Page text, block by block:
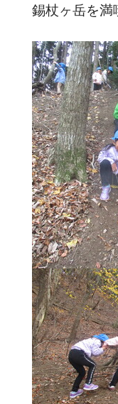
錫杖ヶ岳を満